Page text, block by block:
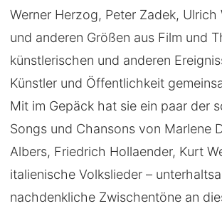
Werner Herzog, Peter Zadek, Ulrich
und anderen Größen aus Film und
künstlerischen und anderen
Künstler und Öffentlichkeit
Mit im Gepäck hat sie ein paar der
Songs und Chansons von Marlene
Albers, Friedrich Hollaender, Kurt
italienische Volkslieder –
nachdenkliche Zwischentöne an